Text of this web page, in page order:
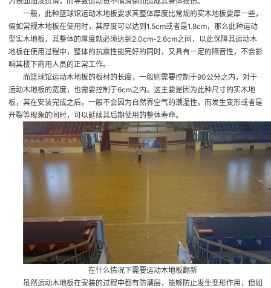
一般，此种篮球馆运动木地板要求其整体厚度比常规的实木地板要厚一些，
假如常规木地板在使用时，其厚度可以达到1.5cm或者是1.8cm，那么此种运动
型实木地板，其整体的厚度就必须达到2.0cm-2.6cm之间，以此保障其运动木
地板在使用过程中，整体的抗震性能完好的同时，又具有一定的隔音性，不会影
响其楼下商用人员的正常工作。
而篮球馆运动木地板的板材的长度，一般则需要控制于90公分之内，对于
运动木地板的宽度，也需要控制于6cm之内。这主要是因为此种尺寸的实木地
板，其在安装完成之后，一般不会因为自然界空气的潮湿性，而发生变形或者是
开裂等现象的同时，可以延续其后期使用的整体寿命。
在什么情况下需要运动木地板翻新
虽然运动木地板在安装的过程中都有防潮层，能够防止发生变形作用，但如